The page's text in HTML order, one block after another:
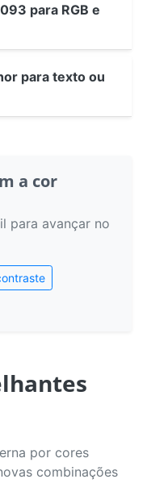
para RGB e
para texto ou
a cor
para avançar no
por cores
combinações